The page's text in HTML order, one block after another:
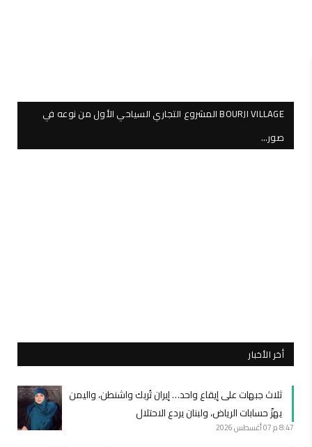
BOURJI VILLAGE المشروع التجاري السياحي الأول من نوعه في
صور…
أخر الأخبار
ثلاث جبهات على إيقاع واحد… إيران تُربك واشنطن، واليمن
يهزّ حسابات الرياض، ولبنان يردع الاحتلال
8:47 م 07 أغسطس 2026